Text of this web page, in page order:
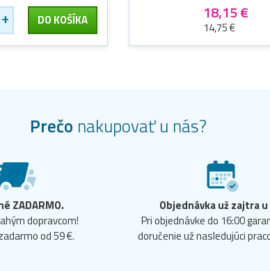
+ DO KOŠÍKA 18,15 €
14,75 €
Prečo nakupovať u nás?
ZADARMO.
dopravcom!
od 59 €.
Objednávka už zajtra u
Pri objednávke do 16:00
doručenie už nasledujúci